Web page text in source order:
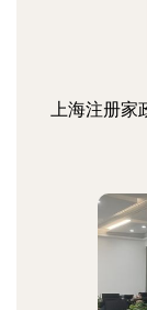
上海注册家